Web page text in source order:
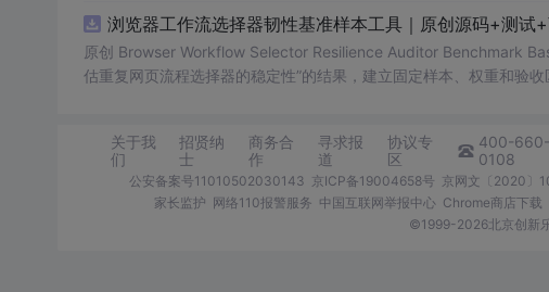
浏览器工作流选择器韧性基准样本工具｜原创源码+测试
原创 Browser Workflow Selector Resilience Auditor Benchmark
估重复网页流程选择器的稳定性”的结果，建立固定样本、权重和验
第三方运行依赖。
关于我
们
招贤纳
士
商务合
作
寻求报
道
协议专
区
400-660-
0108
公安备案号11010502030143 京ICP备19004658号 京网文〔2020〕
家长监护 网络110报警服务 中国互联网举报中心 Chrome商店下载
©1999-2026北京创新